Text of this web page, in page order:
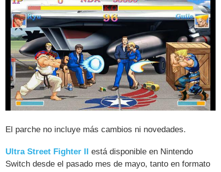
El parche no incluye más cambios ni novedades.
Ultra Street Fighter II está disponible en Nintendo
Switch desde el pasado mes de mayo, tanto en formato